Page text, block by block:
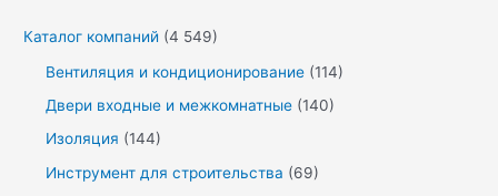
Каталог компаний (4 549)
Вентиляция и кондиционирование (114)
Двери входные и межкомнатные (140)
Изоляция (144)
Инструмент для строительства (69)